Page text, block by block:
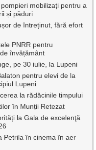
mobilizați pentru a
și păduri
de întreținut, fără efort
PNRR pentru
învățământ
pe 30 iulie, la Lupeni
pentru elevi de la
Lupeni
la rădăcinile timpului
în Munții Retezat
la Gala de excelenţă
Petrila în cinema în aer